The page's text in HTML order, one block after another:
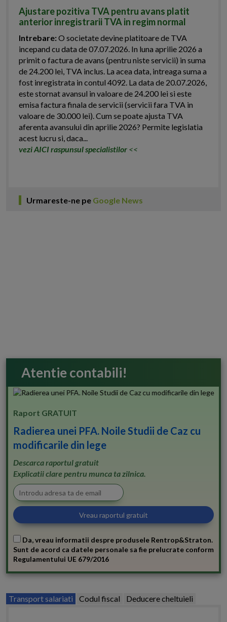
Ajustare pozitiva TVA pentru avans platit
anterior inregistrarii TVA in regim normal
Intrebare:O societate devine platitoare de TVA
incepand cu data de 07.07.2026. In luna aprilie 2026 a
primit o factura de avans (pentru niste servicii) in suma
de 24.200 lei, TVA inclus. La acea data, intreaga suma a
fost inregistrata in contul 4092. La data de 20.07.2026,
este stornat avansul in valoare de 24.200 lei si este
emisa factura finala de servicii (servicii fara TVA in
valoare de 30.000 lei). Cum se poate ajusta TVA
aferenta avansului din aprilie 2026? Permite legislatia
acest lucru si, daca...
vezi AICI raspunsul specialistilor <<
Urmareste-ne pe Google News
Atentie contabili!
Raport GRATUIT
Radierea unei PFA. Noile Studii de Caz cu
modificarile din lege
Descarca raportul gratuit
Explicatii clare pentru munca ta zilnica.
Da, vreau informatii despre produsele Rentrop&Straton.
Sunt de acord ca datele personale sa fie prelucrate conform
Regulamentului UE 679/2016
Transport salariati Codul fiscal Deducere cheltuieli